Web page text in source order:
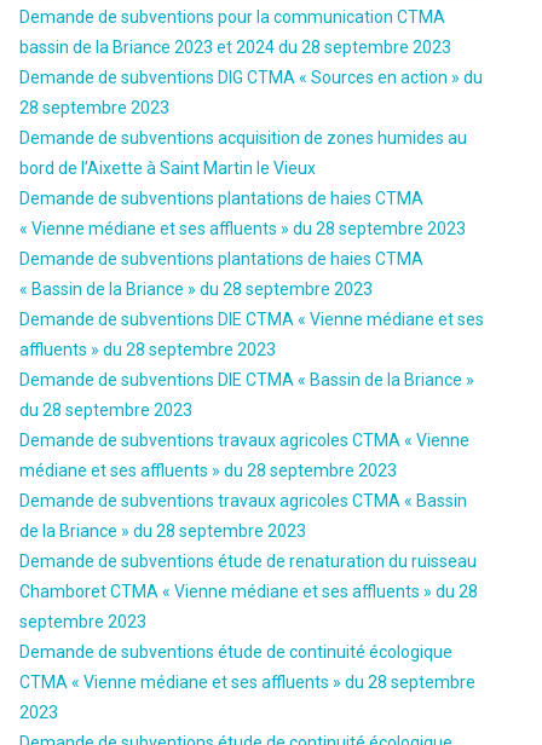
Demande de subventions pour la communication CTMA
bassin de la Briance 2023 et 2024 du 28 septembre 2023
Demande de subventions DIG CTMA « Sources en action » du
28 septembre 2023
Demande de subventions acquisition de zones humides au
bord de l’Aixette à Saint Martin le Vieux
Demande de subventions plantations de haies CTMA
« Vienne médiane et ses affluents » du 28 septembre 2023
Demande de subventions plantations de haies CTMA
« Bassin de la Briance » du 28 septembre 2023
Demande de subventions DIE CTMA « Vienne médiane et ses
affluents » du 28 septembre 2023
Demande de subventions DIE CTMA « Bassin de la Briance »
du 28 septembre 2023
Demande de subventions travaux agricoles CTMA « Vienne
médiane et ses affluents » du 28 septembre 2023
Demande de subventions travaux agricoles CTMA « Bassin
de la Briance » du 28 septembre 2023
Demande de subventions étude de renaturation du ruisseau
Chamboret CTMA « Vienne médiane et ses affluents » du 28
septembre 2023
Demande de subventions étude de continuité écologique
CTMA « Vienne médiane et ses affluents » du 28 septembre
2023